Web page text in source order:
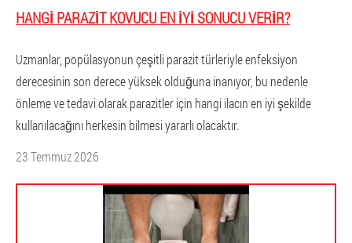
HANGI PARAZIT KOVUCU EN IYI SONUCU VERIR?
Uzmanlar, popülasyonun çeşitli parazit türleriyle enfeksiyon
derecesinin son derece yüksek olduğuna inanıyor, bu nedenle
önleme ve tedavi olarak parazitler için hangi ilacın en iyi şekilde
kullanılacağını herkesin bilmesi yararlı olacaktır.
23 Temmuz 2026